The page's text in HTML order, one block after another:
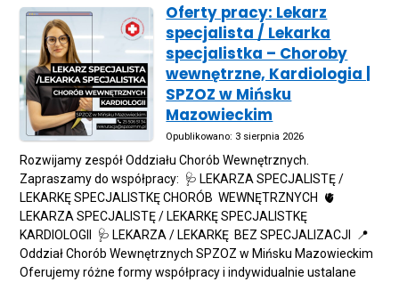
Oferty pracy: Lekarz
specjalista / Lekarka
specjalistka – Choroby
wewnętrzne, Kardiologia |
SPZOZ w Mińsku
Mazowieckim
Opublikowano: 3 sierpnia 2026
Rozwijamy zespół Oddziału Chorób Wewnętrznych.
Zapraszamy do współpracy: 🩺 LEKARZA SPECJALISTĘ /
LEKARKĘ SPECJALISTKĘ CHORÓB WEWNĘTRZNYCH 🫀
LEKARZA SPECJALISTĘ / LEKARKĘ SPECJALISTKĘ
KARDIOLOGII 🩺 LEKARZA / LEKARKĘ BEZ SPECJALIZACJI 📍
Oddział Chorób Wewnętrznych SPZOZ w Mińsku Mazowieckim
Oferujemy różne formy współpracy i indywidualnie ustalane